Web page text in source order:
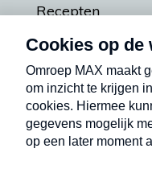
Recepten
Podcasts